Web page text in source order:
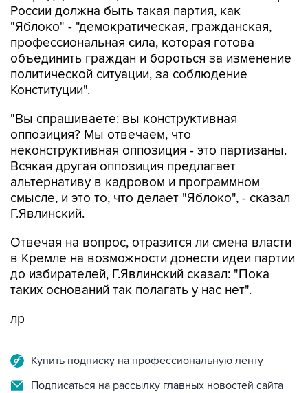
России должна быть такая партия, как
"Яблоко" - "демократическая, гражданская,
профессиональная сила, которая готова
объединить граждан и бороться за изменение
политической ситуации, за соблюдение
Конституции".
"Вы спрашиваете: вы конструктивная
оппозиция? Мы отвечаем, что
неконструктивная оппозиция - это партизаны.
Всякая другая оппозиция предлагает
альтернативу в кадровом и программном
смысле, и это то, что делает "Яблоко", - сказал
Г.Явлинский.
Отвечая на вопрос, отразится ли смена власти
в Кремле на возможности донести идеи партии
до избирателей, Г.Явлинский сказал: "Пока
таких оснований так полагать у нас нет".
лр
Купить подписку на профессиональную ленту
Подписаться на рассылку главных новостей сайта